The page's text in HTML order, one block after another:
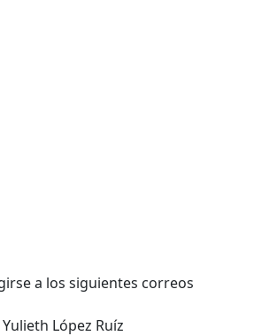
a los siguientes correos
López Ruíz